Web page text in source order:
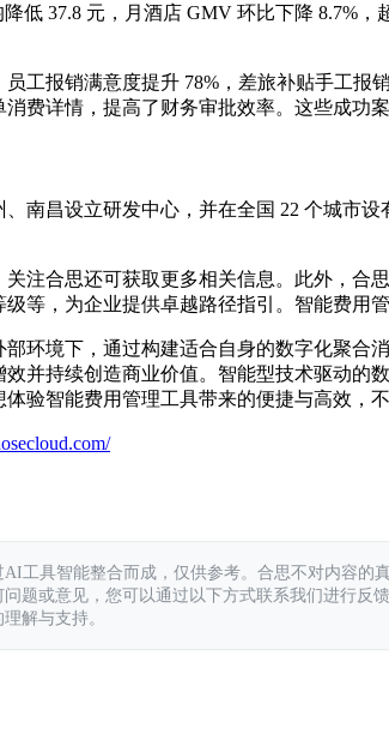
低 37.8 元，月酒店 GMV 环比下降 8.7%
工报销满意度提升 78%，差旅补贴手工
费详情，提高了财务审批效率。这些成功
南昌设立研发中心，并在全国 22 个城市
注合思还可获取更多相关信息。此外，合
等，为企业提供卓越路径指引。智能费用
环境下，通过构建适合自身的数字化聚合消
并持续创造商业价值。智能型技术驱动
验智能费用管理工具带来的便捷与高效，
工具智能整合而成，仅供参考。合思不对内容的
题或意见，您可以通过以下方式联系我们进行反
解与支持。